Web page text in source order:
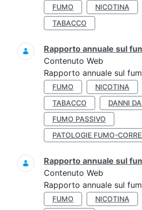
FUMO NICOTINA
TABACCO
Rapporto annuale sul
Contenuto Web
Rapporto annuale sul
FUMO NICOTINA
TABACCO
DANNI
FUMO PASSIVO
PATOLOGIE FUMO-
Rapporto annuale sul
Contenuto Web
Rapporto annuale sul
FUMO NICOTINA